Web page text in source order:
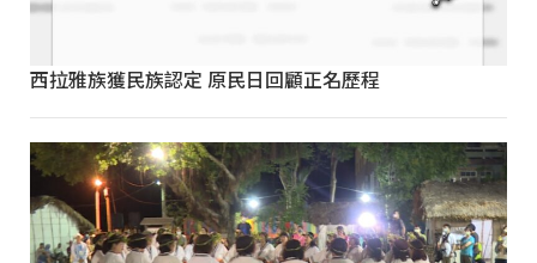
西拉雅族獲民族認定 原民日回顧正名歷程